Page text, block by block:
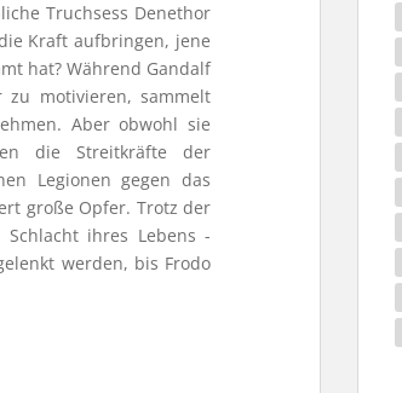
Truchsess Denethor
Kraft aufbringen, jene
hat? Während Gandalf
zu motivieren, sammelt
Aber obwohl sie
die Streitkräfte der
Legionen gegen das
große Opfer. Trotz der
ihres Lebens -
werden, bis Frodo